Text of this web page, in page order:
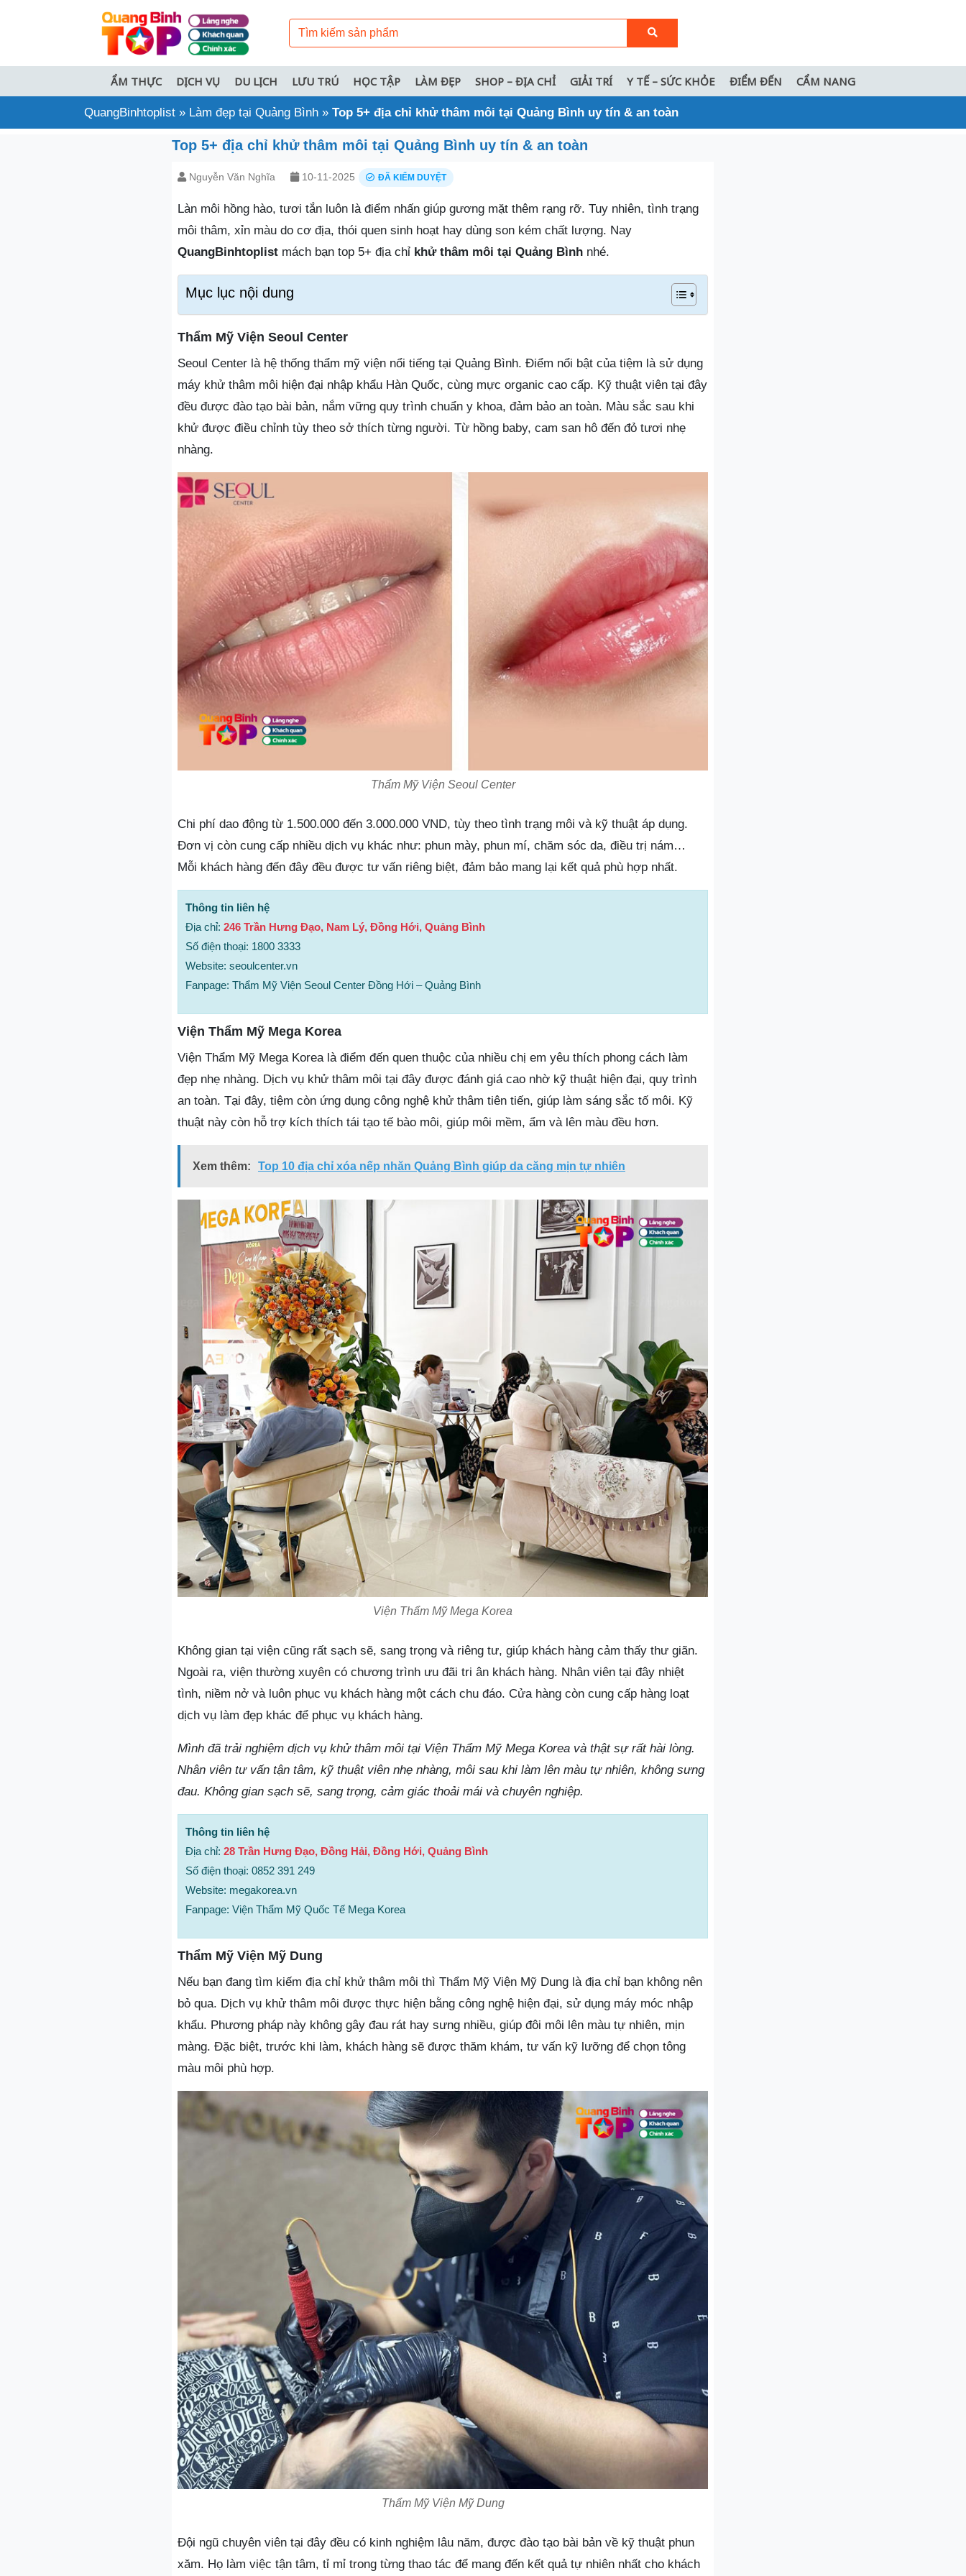
ẨM THỰC DỊCH VỤ DU LỊCH LƯU TRÚ HỌC TẬP LÀM ĐẸP SHOP – ĐỊA CHỈ GIẢI TRÍ Y TẾ – SỨC KHỎE ĐIỂM ĐẾN CẨM NANG
QuangBinhtoplist » Làm đẹp tại Quảng Bình » Top 5+ địa chỉ khử thâm môi tại Quảng Bình uy tín & an toàn
Top 5+ địa chỉ khử thâm môi tại Quảng Bình uy tín & an toàn
Nguyễn Văn Nghĩa 10-11-2025 ĐÃ KIỂM DUYỆT
Làn môi hồng hào, tươi tắn luôn là điểm nhấn giúp gương mặt thêm rạng rỡ. Tuy nhiên, tình trạng
môi thâm, xỉn màu do cơ địa, thói quen sinh hoạt hay dùng son kém chất lượng. Nay
QuangBinhtoplist mách bạn top 5+ địa chỉ khử thâm môi tại Quảng Bình nhé.
Mục lục nội dung
Thẩm Mỹ Viện Seoul Center
Seoul Center là hệ thống thẩm mỹ viện nổi tiếng tại Quảng Bình. Điểm nổi bật của tiệm là sử dụng
máy khử thâm môi hiện đại nhập khẩu Hàn Quốc, cùng mực organic cao cấp. Kỹ thuật viên tại đây
đều được đào tạo bài bản, nắm vững quy trình chuẩn y khoa, đảm bảo an toàn. Màu sắc sau khi
khử được điều chỉnh tùy theo sở thích từng người. Từ hồng baby, cam san hô đến đỏ tươi nhẹ
nhàng.
Thẩm Mỹ Viện Seoul Center
Chi phí dao động từ 1.500.000 đến 3.000.000 VND, tùy theo tình trạng môi và kỹ thuật áp dụng.
Đơn vị còn cung cấp nhiều dịch vụ khác như: phun mày, phun mí, chăm sóc da, điều trị nám…
Mỗi khách hàng đến đây đều được tư vấn riêng biệt, đảm bảo mang lại kết quả phù hợp nhất.
Thông tin liên hệ
Địa chỉ: 246 Trần Hưng Đạo, Nam Lý, Đồng Hới, Quảng Bình
Số điện thoại: 1800 3333
Website: seoulcenter.vn
Fanpage: Thẩm Mỹ Viện Seoul Center Đồng Hới – Quảng Bình
Viện Thẩm Mỹ Mega Korea
Viện Thẩm Mỹ Mega Korea là điểm đến quen thuộc của nhiều chị em yêu thích phong cách làm
đẹp nhẹ nhàng. Dịch vụ khử thâm môi tại đây được đánh giá cao nhờ kỹ thuật hiện đại, quy trình
an toàn. Tại đây, tiệm còn ứng dụng công nghệ khử thâm tiên tiến, giúp làm sáng sắc tố môi. Kỹ
thuật này còn hỗ trợ kích thích tái tạo tế bào môi, giúp môi mềm, ẩm và lên màu đều hơn.
Xem thêm: Top 10 địa chỉ xóa nếp nhăn Quảng Bình giúp da căng mịn tự nhiên
Viện Thẩm Mỹ Mega Korea
Không gian tại viện cũng rất sạch sẽ, sang trọng và riêng tư, giúp khách hàng cảm thấy thư giãn.
Ngoài ra, viện thường xuyên có chương trình ưu đãi tri ân khách hàng. Nhân viên tại đây nhiệt
tình, niềm nở và luôn phục vụ khách hàng một cách chu đáo. Cửa hàng còn cung cấp hàng loạt
dịch vụ làm đẹp khác để phục vụ khách hàng.
Mình đã trải nghiệm dịch vụ khử thâm môi tại Viện Thẩm Mỹ Mega Korea và thật sự rất hài lòng.
Nhân viên tư vấn tận tâm, kỹ thuật viên nhẹ nhàng, môi sau khi làm lên màu tự nhiên, không sưng
đau. Không gian sạch sẽ, sang trọng, cảm giác thoải mái và chuyên nghiệp.
Thông tin liên hệ
Địa chỉ: 28 Trần Hưng Đạo, Đồng Hải, Đồng Hới, Quảng Bình
Số điện thoại: 0852 391 249
Website: megakorea.vn
Fanpage: Viện Thẩm Mỹ Quốc Tế Mega Korea
Thẩm Mỹ Viện Mỹ Dung
Nếu bạn đang tìm kiếm địa chỉ khử thâm môi thì Thẩm Mỹ Viện Mỹ Dung là địa chỉ bạn không nên
bỏ qua. Dịch vụ khử thâm môi được thực hiện bằng công nghệ hiện đại, sử dụng máy móc nhập
khẩu. Phương pháp này không gây đau rát hay sưng nhiều, giúp đôi môi lên màu tự nhiên, mịn
màng. Đặc biệt, trước khi làm, khách hàng sẽ được thăm khám, tư vấn kỹ lưỡng để chọn tông
màu môi phù hợp.
Thẩm Mỹ Viện Mỹ Dung
Đội ngũ chuyên viên tại đây đều có kinh nghiệm lâu năm, được đào tạo bài bản về kỹ thuật phun
xăm. Họ làm việc tận tâm, tỉ mỉ trong từng thao tác để mang đến kết quả tự nhiên nhất cho khách